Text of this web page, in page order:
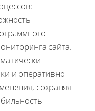
сайта.
и оперативно
сохраняя